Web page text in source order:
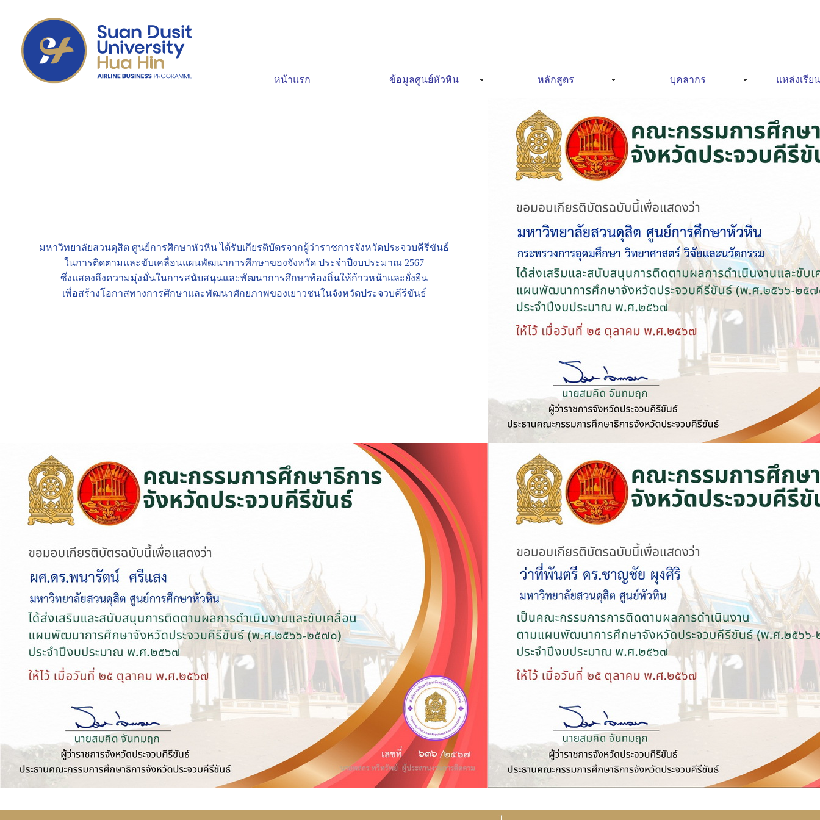
หน้าแรก ข้อมูลศูนย์หัวหิน หลักสูตร บุคลากร แหล่งเรีย
มหาวิทยาลัยสวนดุสิต ศูนย์การศึกษาหัวหิน ได้รับเกียรติบัตรจากผู้ว่าราชการจังหวัดประจวบคีรีขันธ์
ในการติดตามและขับเคลื่อนแผนพัฒนาการศึกษาของจังหวัด ประจำปีงบประมาณ 2567
ซึ่งแสดงถึงความมุ่งมั่นในการสนับสนุนและพัฒนาการศึกษาท้องถิ่นให้ก้าวหน้าและยั่งยืน
เพื่อสร้างโอกาสทางการศึกษาและพัฒนาศักยภาพของเยาวชนในจังหวัดประจวบคีรีขันธ์